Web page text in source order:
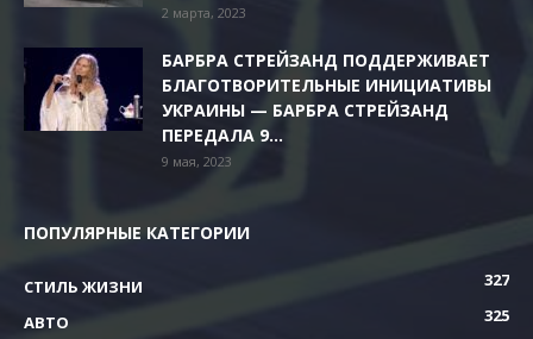
2 марта, 2023
БАРБРА СТРЕЙЗАНД ПОДДЕРЖИВАЕТ
БЛАГОТВОРИТЕЛЬНЫЕ ИНИЦИАТИВЫ
УКРАИНЫ — БАРБРА СТРЕЙЗАНД
ПЕРЕДАЛА 9...
9 мая, 2023
ПОПУЛЯРНЫЕ КАТЕГОРИИ
СТИЛЬ ЖИЗНИ
327
АВТО
325